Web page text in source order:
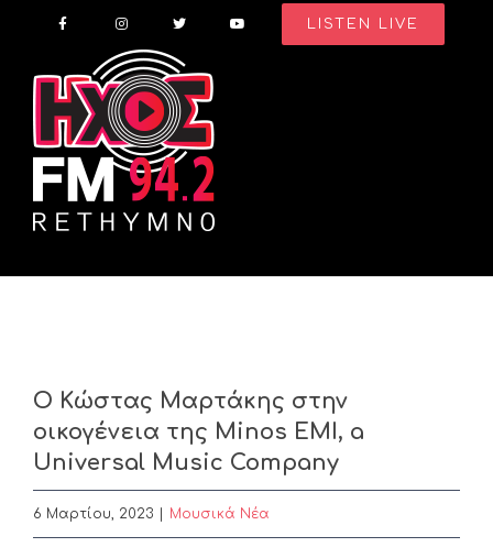
content
LISTEN LIVE
Ο Κώστας Μαρτάκης στην
οικογένεια της Minos EMI, a
Universal Music Company
6 Μαρτίου, 2023 Μουσικά Νέα